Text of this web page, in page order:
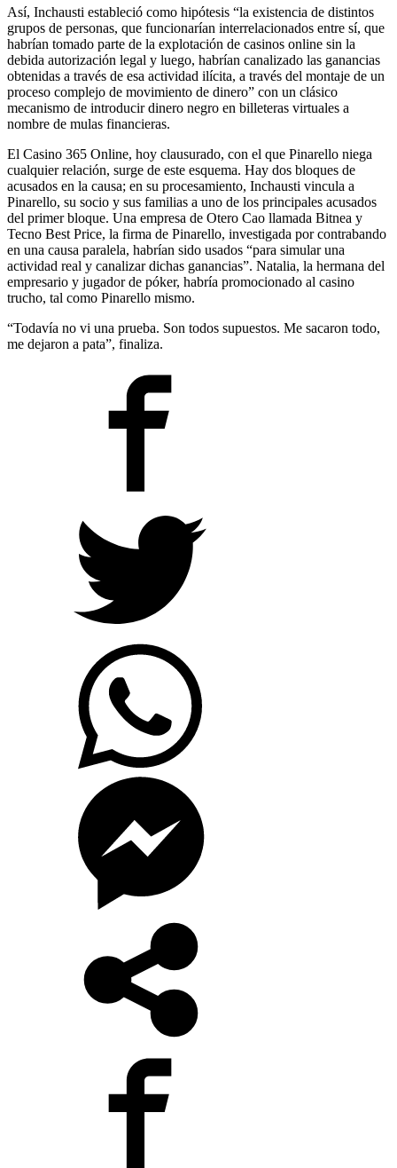
Así, Inchausti estableció como hipótesis “la existencia de distintos
grupos de personas, que funcionarían interrelacionados entre sí, que
habrían tomado parte de la explotación de casinos online sin la
debida autorización legal y luego, habrían canalizado las ganancias
obtenidas a través de esa actividad ilícita, a través del montaje de un
proceso complejo de movimiento de dinero” con un clásico
mecanismo de introducir dinero negro en billeteras virtuales a
nombre de mulas financieras.
El Casino 365 Online, hoy clausurado, con el que Pinarello niega
cualquier relación, surge de este esquema. Hay dos bloques de
acusados en la causa; en su procesamiento, Inchausti vincula a
Pinarello, su socio y sus familias a uno de los principales acusados
del primer bloque. Una empresa de Otero Cao llamada Bitnea y
Tecno Best Price, la firma de Pinarello, investigada por contrabando
en una causa paralela, habrían sido usados “para simular una
actividad real y canalizar dichas ganancias”. Natalia, la hermana del
empresario y jugador de póker, habría promocionado al casino
trucho, tal como Pinarello mismo.
“Todavía no vi una prueba. Son todos supuestos. Me sacaron todo,
me dejaron a pata”, finaliza.